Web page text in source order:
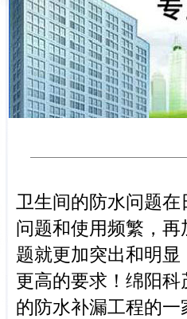
卫生间的防水问题
问题和使用频繁，
题就更加突出和明
更高的要求！绵阳
的防水补漏工程的